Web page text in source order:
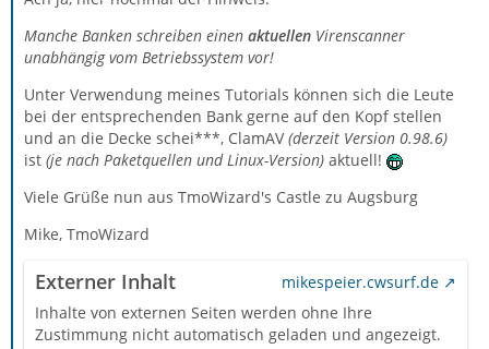
Manche Banken schreiben einen aktuellen Virenscanner
unabhängig vom Betriebssystem vor!
Unter Verwendung meines Tutorials können sich die Leute
bei der entsprechenden Bank gerne auf den Kopf stellen
und an die Decke schei***, ClamAV(derzeit Version 0.98.6)
ist (je nach Paketquellen und Linux-Version) aktuell!
Viele Grüße nun aus TmoWizard's Castle zu Augsburg
Mike, TmoWizard
Externer Inhalt
mikespeier.cwsurf.de
Inhalte von externen Seiten werden ohne Ihre
Zustimmung nicht automatisch geladen und angezeigt.